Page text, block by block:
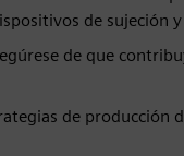
de sujeción
de que
de producción